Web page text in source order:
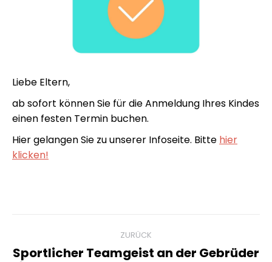
Liebe Eltern,
ab sofort können Sie für die Anmeldung Ihres Kindes
einen festen Termin buchen.
Hier gelangen Sie zu unserer Infoseite. Bitte hier
klicken!
ZURÜCK
Sportlicher Teamgeist an der Gebrüder